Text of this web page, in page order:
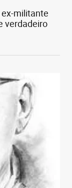
militante
verdadeiro